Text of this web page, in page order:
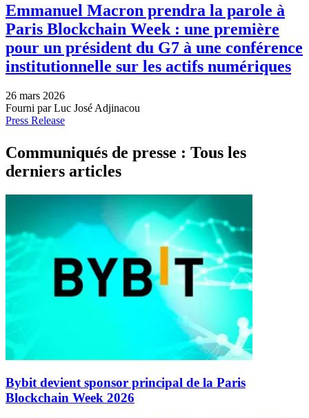
Emmanuel Macron prendra la parole à
Paris Blockchain Week : une première
pour un président du G7 à une conférence
institutionnelle sur les actifs numériques
26 mars 2026
Fourni par Luc José Adjinacou
Press Release
Communiqués de presse : Tous les
derniers articles
Bybit devient sponsor principal de la Paris
Blockchain Week 2026